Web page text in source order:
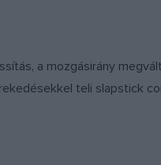
a mozgásirány
teli slapstick